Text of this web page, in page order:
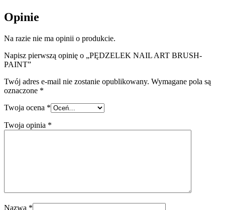
Opinie
Na razie nie ma opinii o produkcie.
Napisz pierwszą opinię o „PĘDZELEK NAIL ART BRUSH-
PAINT”
Twój adres e-mail nie zostanie opublikowany. Wymagane pola są
oznaczone *
Twoja ocena *
Twoja opinia *
Nazwa *